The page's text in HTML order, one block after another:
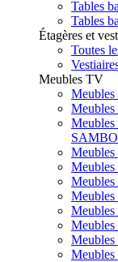
Tables
Tables
Étagères et
Toutes
Meubles TV